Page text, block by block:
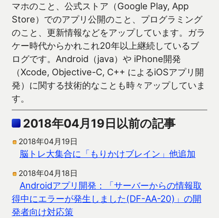
マホのこと、公式ストア（Google Play, App
Store）でのアプリ公開のこと、プログラミング
のこと、更新情報などをアップしています。ガラ
ケー時代からかれこれ20年以上継続しているブ
ログです。Android（java）や iPhone開発
（Xcode, Objective-C, C++ によるiOSアプリ開
発）に関する技術的なことも時々アップしていま
す。
2018年04月19日以前の記事
2018年04月19日
脳トレ大集合に「もりかけブレイン」他追加
2018年04月18日
Androidアプリ開発：「サーバーからの情報取
得中にエラーが発生しました(DF-AA-20)」の開
発者向け対応策